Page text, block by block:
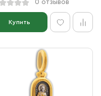
0 отзывов
Купить